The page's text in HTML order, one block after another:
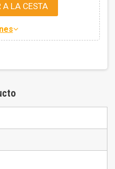
A LA CESTA